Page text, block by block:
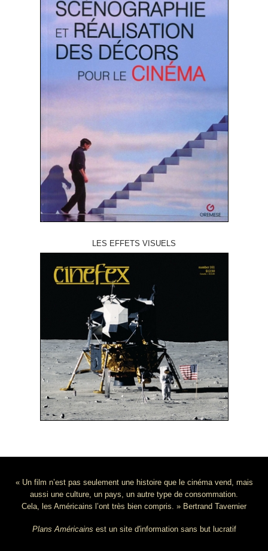
LES EFFETS VISUELS
« Un film n’est pas seulement une histoire que le cinéma vend, mais
aussi une culture, un pays, un autre type de consommation.
Cela, les Américains l’ont très bien compris. » Bertrand Tavernier
Plans Américains est un site d'information sans but lucratif